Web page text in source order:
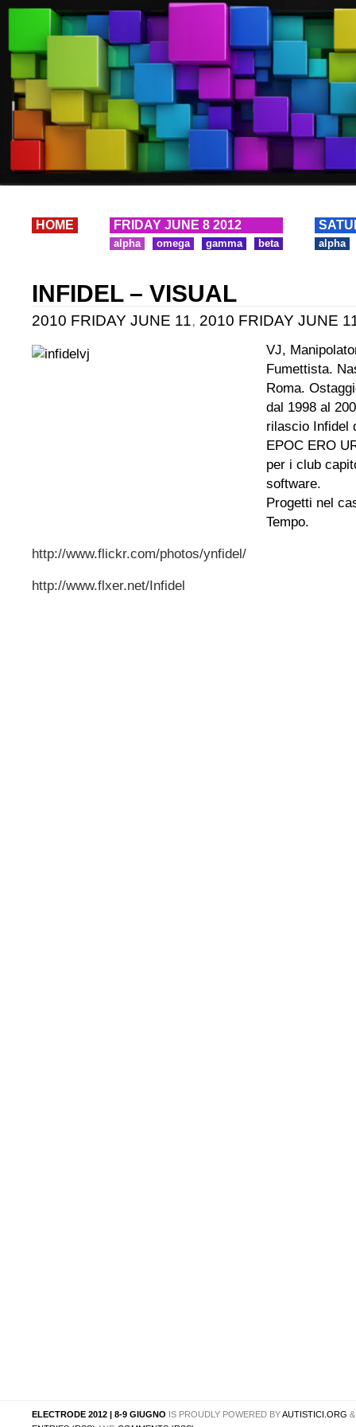
HOME FRIDAY JUNE 8 2012
alpha omega gamma beta alpha
INFIDEL – VISUAL
2010 FRIDAY JUNE 11, 2010 FRIDAY JUNE
VJ,
Fumettista.
Roma.
dal 1998 al
rilascio Infidel
EPOC ERO
per i club
software.
Progetti nel
Tempo.
http://www.flickr.com/photos/ynfidel/
http://www.flxer.net/Infidel
ELECTRODE 2012 | 8-9 GIUGNO IS PROUDLY POWERED BYAUTISTICI.ORG